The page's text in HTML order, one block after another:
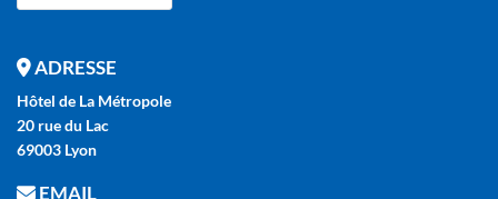
ADRESSE
Hôtel de La Métropole
20 rue du Lac
69003 Lyon
EMAIL